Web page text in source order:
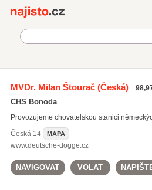
chovatelé psů
chovatelé psů(617)
krmiva pro zvířata(1323)
MVDr. Milan Štourač(Česká)
CHS Bonoda
Provozujeme chovatelskou stanici
Česká14 MAPA
www.deutsche-dogge.cz
NAVIGOVAT VOLAT